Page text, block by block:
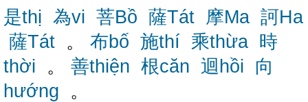
是thị 為vi 菩Bồ 薩Tát 摩Ma 訶Ha
薩Tát 。 布bố 施thí 乘thừa 時
thời 。 善thiện 根căn 迴hồi
向
hướng 。